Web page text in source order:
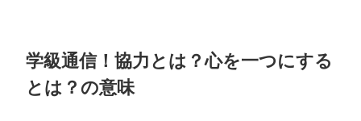
学級通信！協力とは？心を一つにする
とは？の意味